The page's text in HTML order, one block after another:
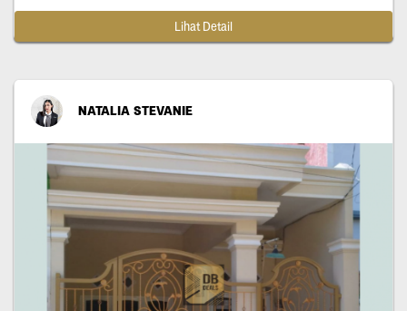
Lihat Detail
NATALIA STEVANIE